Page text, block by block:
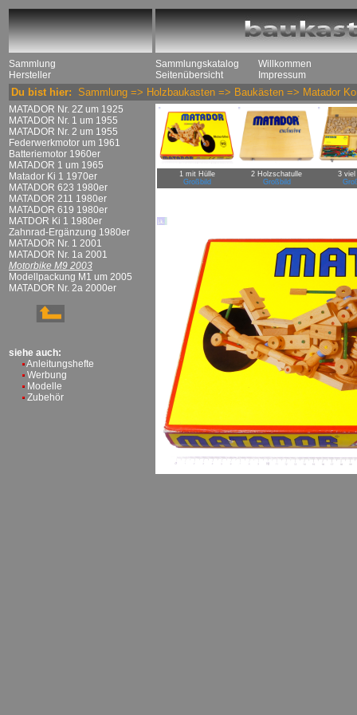
Sammlung
Hersteller
Sammlungskatalog
Seitenübersicht
Willkommen
Impressum
Du bist hier: Sammlung => Holzbaukasten => Baukästen => Matador
MATADOR Nr. 2Z um 1925
MATADOR Nr. 1 um 1955
MATADOR Nr. 2 um 1955
Federwerkmotor um 1961
Batteriemotor 1960er
MATADOR 1 um 1965
Matador Ki 1 1970er
MATADOR 623 1980er
MATADOR 211 1980er
MATADOR 619 1980er
MATDOR Ki 1 1980er
Zahnrad-Ergänzung 1980er
MATADOR Nr. 1 2001
MATADOR Nr. 1a 2001
Motorbike M9 2003
Modellpackung M1 um 2005
MATADOR Nr. 2a 2000er
siehe auch:
Anleitungshefte
Werbung
Modelle
Zubehör
1 mit Hülle
Großbild
2 Holzschatulle
Großbild
3 viel